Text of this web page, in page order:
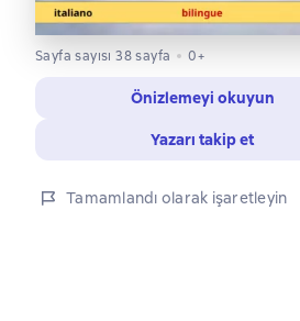
Sayfa sayısı 38 sayfa 0+
Önizlemeyi okuyun
Yazarı takip et
Tamamlandı olarak işaretleyin